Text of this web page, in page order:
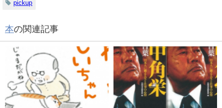
pickup
本の関連記事